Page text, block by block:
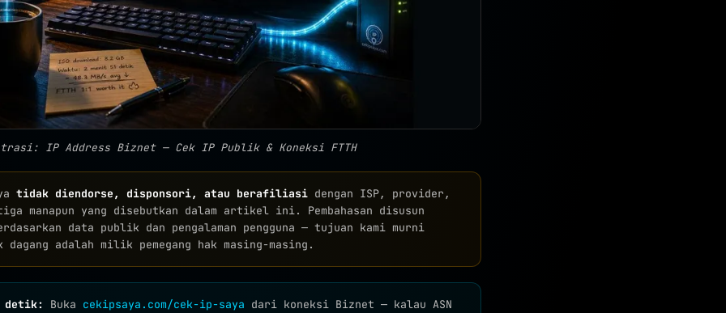
IP Address Biznet — Cek IP Publik & Koneksi FTTH
tidak diendorse, disponsori, atau berafiliasi dengan ISP, provider,
manapun yang disebutkan dalam artikel ini. Pembahasan disusun
data publik dan pengalaman pengguna — tujuan kami murni
dagang adalah milik pemegang hak masing-masing.
detik: Buka cekipsaya.com/cek-ip-saya dari koneksi Biznet — kalau ASN